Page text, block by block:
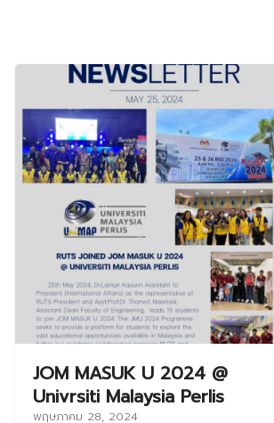
JOM MASUK U 2024 @
Univrsiti Malaysia Perlis
พฤษภาคม 28, 2024